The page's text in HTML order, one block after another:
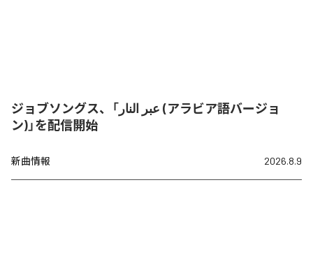
ジョブソングス、「عبر النار (アラビア語バージョ
ン)」を配信開始
新曲情報 2026.8.9